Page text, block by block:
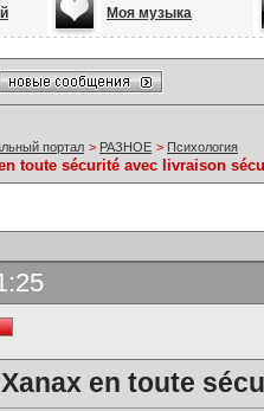
Моя музыка
портал > РАЗНОЕ > Психология
toute sécurité avec livraison
en toute